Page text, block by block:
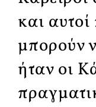
και
μπορούν
ήταν οι